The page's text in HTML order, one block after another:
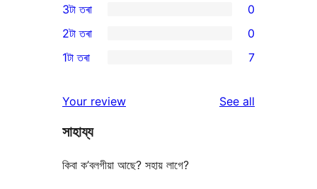
star
reviews
4-
star
reviews
0
3-
star
3টা তৰা 0
2-
reviews
2টা তৰা 0
star
reviews
1টা তৰা 7
Your review See all
সাহায্য
কিবা ক’বলগীয়া আছে? সহায় লাগে?